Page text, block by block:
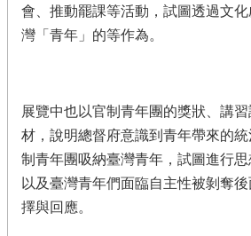
會、推動罷課等活動，試圖透過文
灣「青年」的等作為。
展覽中也以官制青年團的獎狀、講
材，說明總督府意識到青年帶來的
制青年團吸納臺灣青年，試圖進行思
以及臺灣青年們面臨自主性被剝奪
擇與回應。